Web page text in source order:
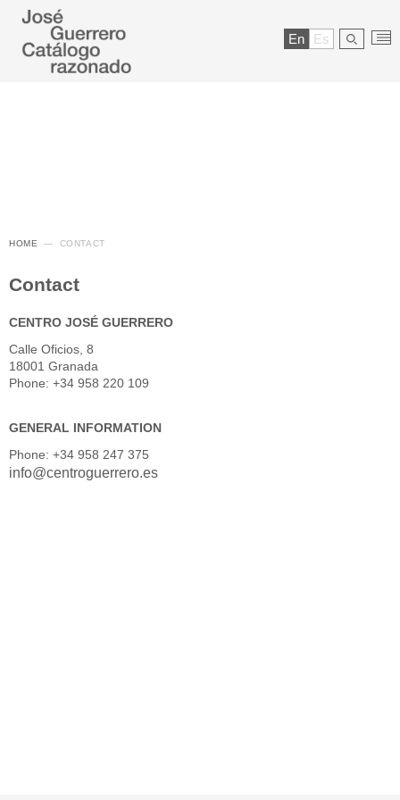
En Es
HOME CONTACT
Contact
CENTRO JOSÉ GUERRERO
Calle Oficios, 8
18001 Granada
Phone: +34 958 220 109
GENERAL INFORMATION
Phone: +34 958 247 375
info@centroguerrero.es